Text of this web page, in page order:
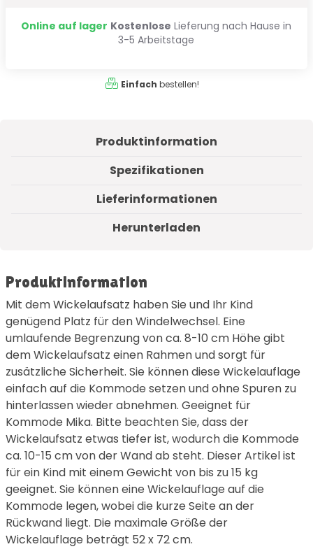
Online auf lager Kostenlose Lieferung nach Hause in
3-5 Arbeitstage
Einfach bestellen!
Produktinformation
Spezifikationen
Lieferinformationen
Herunterladen
Produktinformation
Mit dem Wickelaufsatz haben Sie und Ihr Kind
genügend Platz für den Windelwechsel. Eine
umlaufende Begrenzung von ca. 8-10 cm Höhe gibt
dem Wickelaufsatz einen Rahmen und sorgt für
zusätzliche Sicherheit. Sie können diese Wickelauflage
einfach auf die Kommode setzen und ohne Spuren zu
hinterlassen wieder abnehmen. Geeignet für
Kommode Mika. Bitte beachten Sie, dass der
Wickelaufsatz etwas tiefer ist, wodurch die Kommode
ca. 10-15 cm von der Wand ab steht. Dieser Artikel ist
für ein Kind mit einem Gewicht von bis zu 15 kg
geeignet. Sie können eine Wickelauflage auf die
Kommode legen, wobei die kurze Seite an der
Rückwand liegt. Die maximale Größe der
Wickelauflage beträgt 52 x 72 cm.